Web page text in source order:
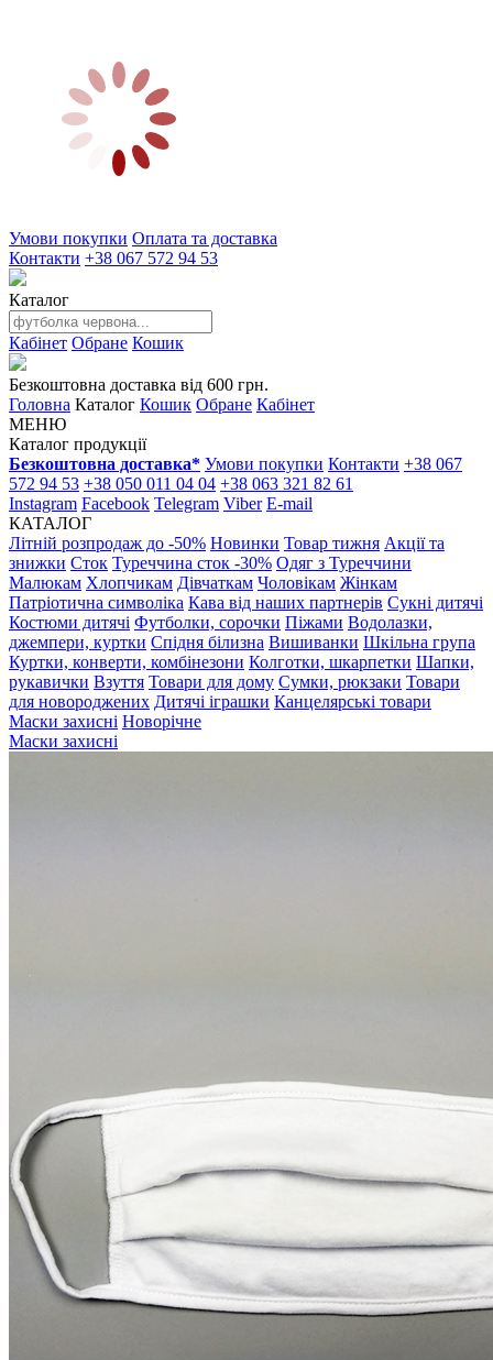
Умови покупки Оплата та доставка
Контакти +38 067 572 94 53
Каталог
Кабінет Обране Кошик
Безкоштовна доставка від 600 грн.
Головна Каталог Кошик Обране Кабінет
МЕНЮ
Каталог продукції
Безкоштовна доставка* Умови покупки Контакти +38 067
572 94 53 +38 050 011 04 04 +38 063 321 82 61
Instagram Facebook Telegram Viber E-mail
КАТАЛОГ
Літній розпродаж до -50% Новинки Товар тижня Акції та
знижки Сток Туреччина сток -30% Одяг з Туреччини
Малюкам Хлопчикам Дівчаткам Чоловікам Жінкам
Патріотична символіка Кава від наших партнерів Сукні дитячі
Костюми дитячі Футболки, сорочки Піжами Водолазки,
джемпери, куртки Спідня білизна Вишиванки Шкільна група
Куртки, конверти, комбінезони Колготки, шкарпетки Шапки,
рукавички Взуття Товари для дому Сумки, рюкзаки Товари
для новороджених Дитячі іграшки Канцелярські товари
Маски захисні Новорічне
Маски захисні